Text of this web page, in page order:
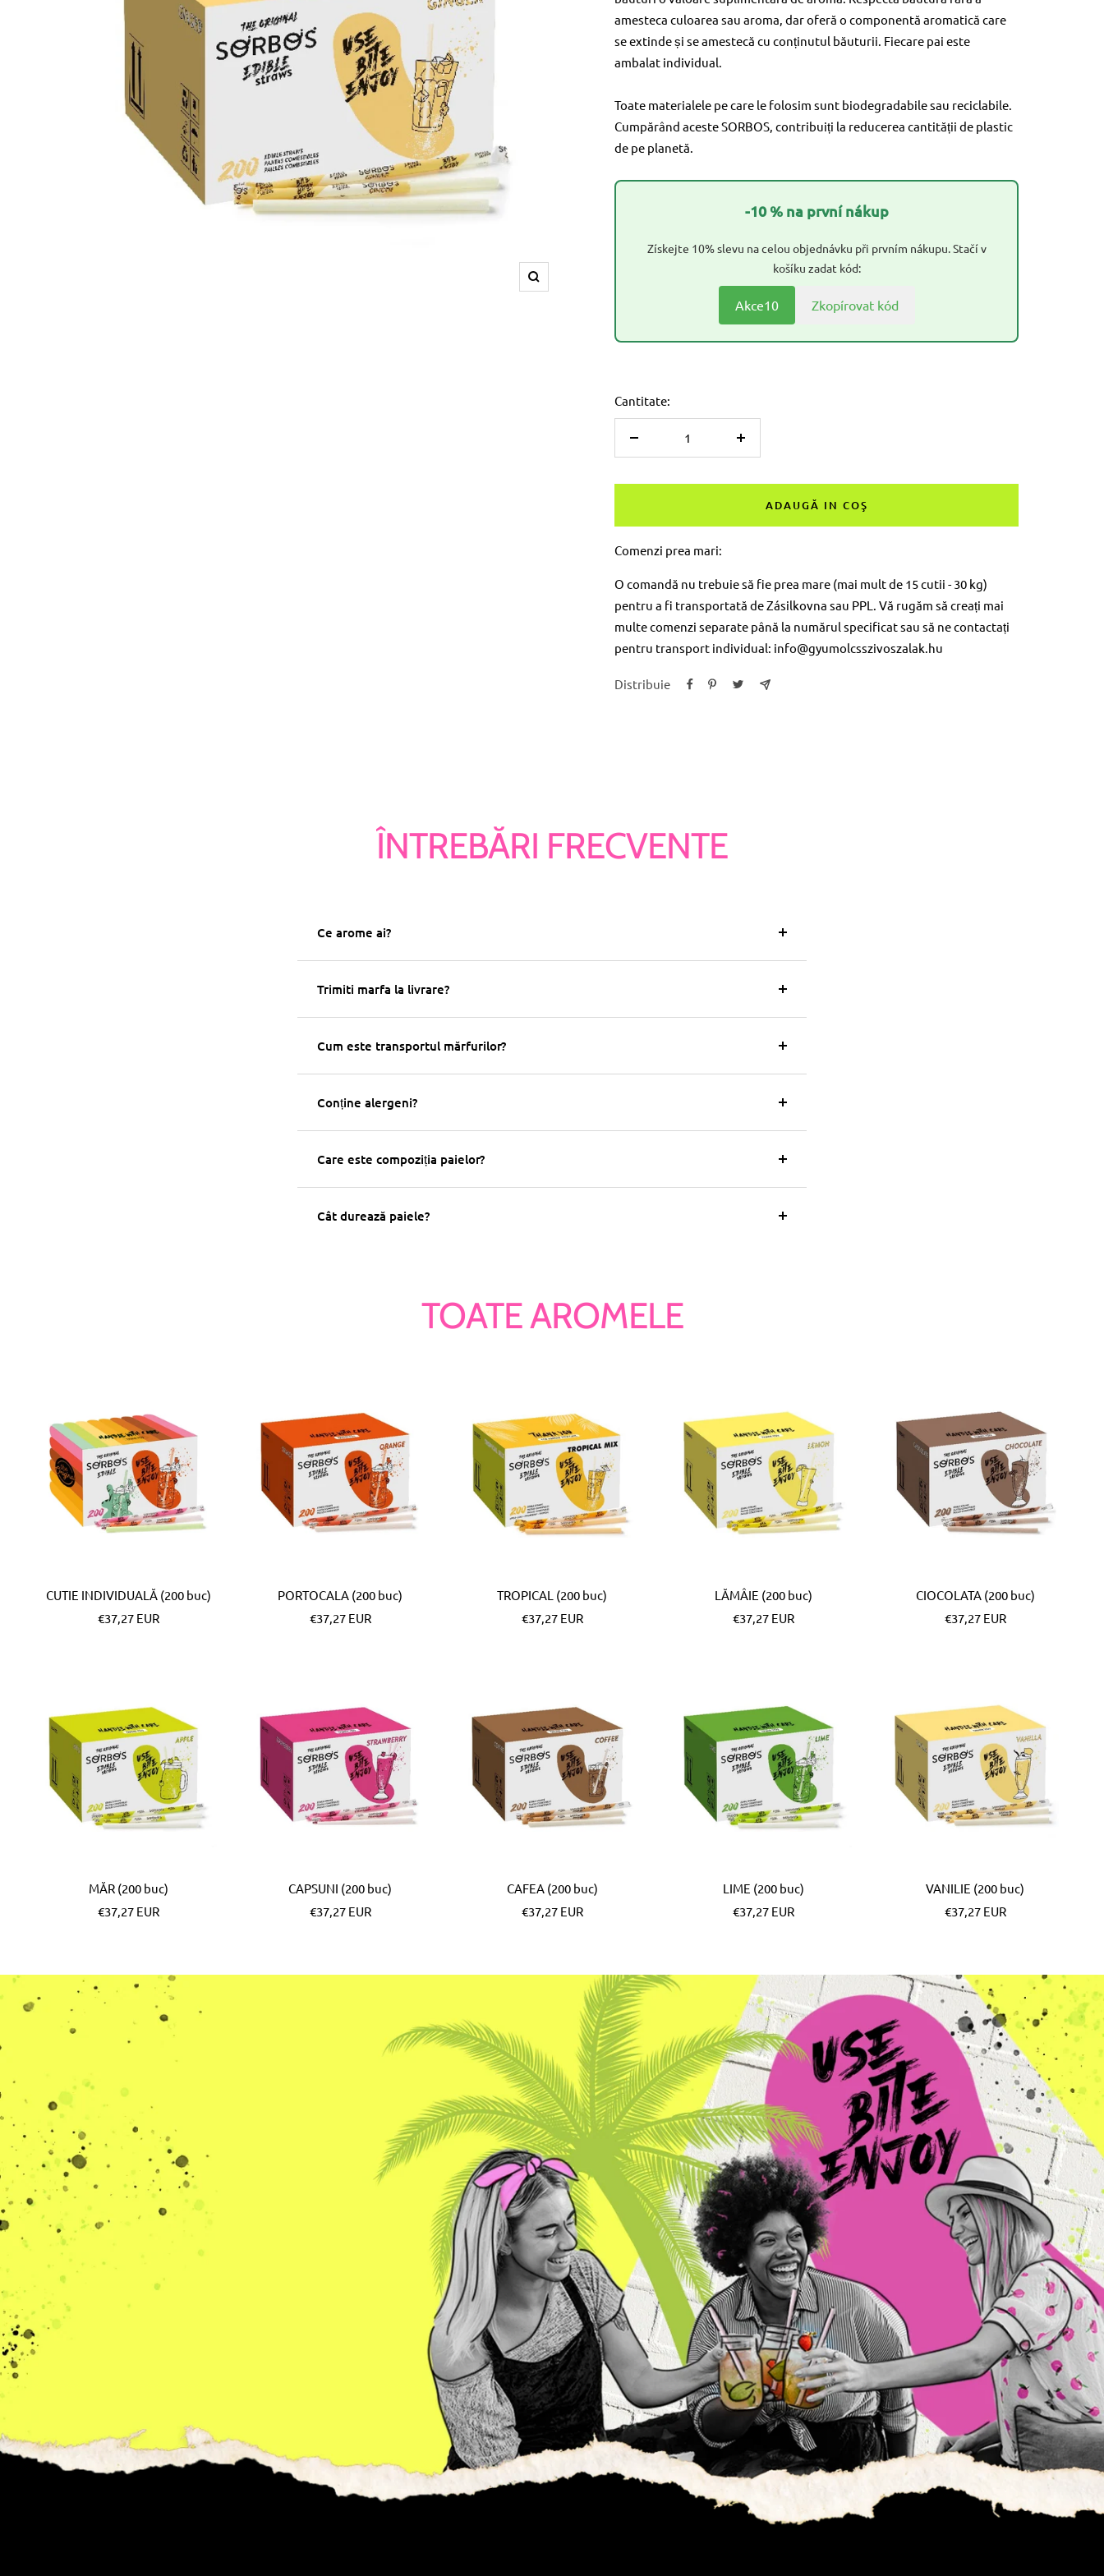
Amplifica
amesteca culoarea sau aroma, dar oferă o componentă aromatică care
se extinde și se amestecă cu conținutul băuturii. Fiecare pai este
ambalat individual.
Toate materialele pe care le folosim sunt biodegradabile sau reciclabile.
Cumpărând aceste SORBOS, contribuiți la reducerea cantității de plastic
de pe planetă.
-10 % na první nákup
Získejte 10% slevu na celou objednávku při prvním nákupu. Stačí v
košíku zadat kód:
Akce10 Zkopírovat kód
Cantitate:
Măriți
ADAUGĂ IN COŞ
Comenzi prea mari:
O comandă nu trebuie să fie prea mare (mai mult de 15 cutii - 30 kg)
pentru a fi transportată de Zásilkovna sau PPL. Vă rugăm să creați mai
multe comenzi separate până la numărul specificat sau să ne contactați
pentru transport individual: info@gyumolcsszivoszalak.hu
Distribuie
ÎNTREBĂRI FRECVENTE
Ce arome ai?
Trimiti marfa la livrare?
Cum este transportul mărfurilor?
Conține alergeni?
Care este compoziția paielor?
Cât durează paiele?
TOATE AROMELE
CUTIE INDIVIDUALĂ (200 buc)
Pret
€37,27 EUR
PORTOCALA (200 buc)
Pret
€37,27 EUR
TROPICAL (200 buc)
Pret
€37,27 EUR
LĂMÂIE (200 buc)
Pret
€37,27 EUR
CIOCOLATA (200 buc)
Pret
€37,27 EUR
MĂR (200 buc)
Pret
€37,27 EUR
CAPSUNI (200 buc)
Pret
€37,27 EUR
CAFEA (200 buc)
Pret
€37,27 EUR
LIME (200 buc)
Pret
€37,27 EUR
VANILIE (200 buc)
Pret
€37,27 EUR